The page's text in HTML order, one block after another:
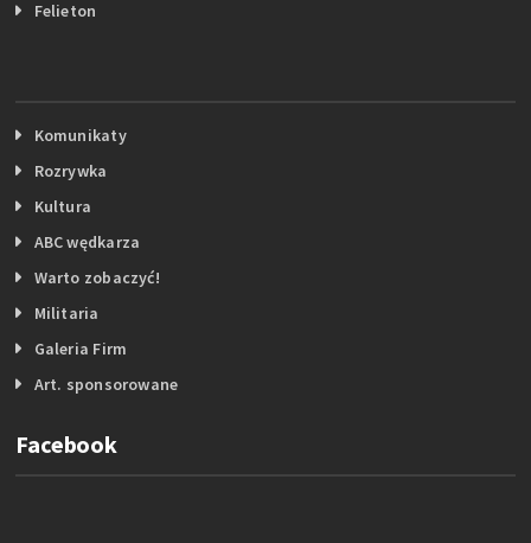
Felieton
Komunikaty
Rozrywka
Kultura
ABC wędkarza
Warto zobaczyć!
Militaria
Galeria Firm
Art. sponsorowane
Facebook